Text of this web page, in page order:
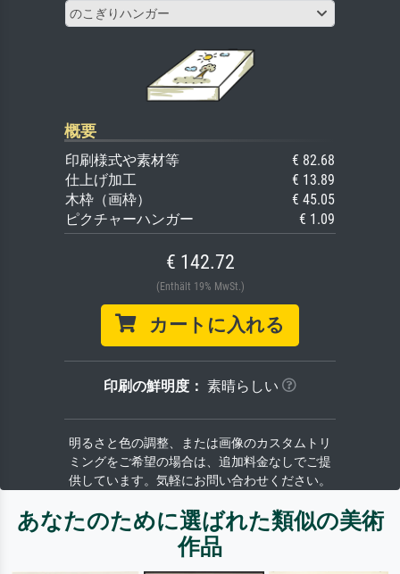
のこぎりハンガー
概要
印刷様式や素材等
€ 82.68
仕上げ加工
€ 13.89
木枠（画枠）
€ 45.05
ピクチャーハンガー
€ 1.09
€ 142.72
(Enthält 19% MwSt.)
カートに入れる
印刷の鮮明度： 素晴らしい
明るさと色の調整、または画像のカスタムトリ
ミングをご希望の場合は、追加料金なしでご提
供しています。気軽にお問い合わせください。
あなたのために選ばれた類似の美術
作品